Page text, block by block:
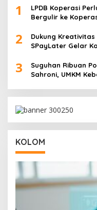
1
LPDB Koperasi
Bergulir ke
2
Dukung Kreativitas
SPayLater Gelar
3
Suguhan Ribuan
Sahroni, UMKM
KOLOM